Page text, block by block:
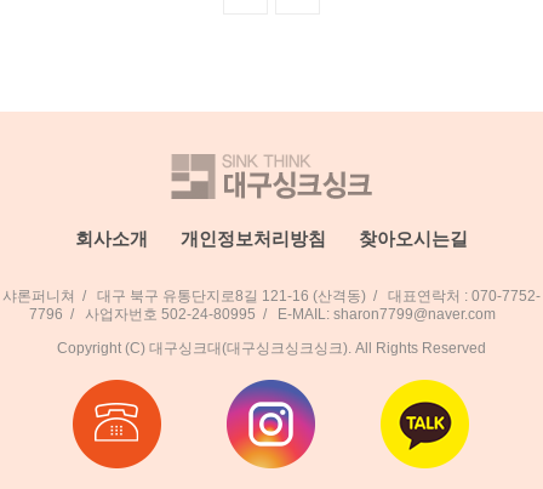
회사소개 개인정보처리방침 찾아오시는길
샤론퍼니쳐 / 대구 북구 유통단지로8길 121-16 (산격동) /
대표연락처 : 070-7752-
7796 / 사업자번호 502-24-80995 / E-MAIL: sharon7799@naver.com
Copyright (C) 대구싱크대(대구싱크싱크싱크). All Rights Reserved